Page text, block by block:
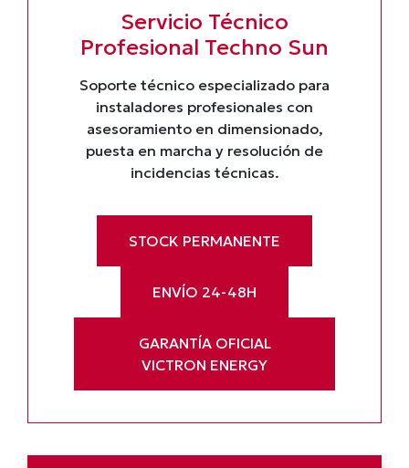
Servicio Técnico
Profesional Techno Sun
Soporte técnico especializado para
instaladores profesionales con
asesoramiento en dimensionado,
puesta en marcha y resolución de
incidencias técnicas.
STOCK PERMANENTE
ENVÍO 24-48H
GARANTÍA OFICIAL
VICTRON ENERGY